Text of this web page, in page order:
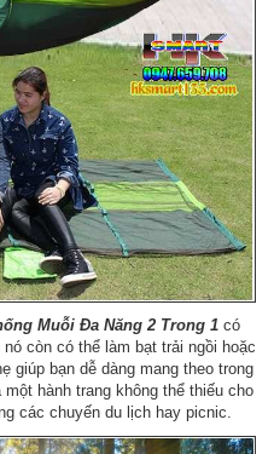
Muỗi Đa Năng 2 Trong 1 có
còn có thể làm bạt trải ngồi hoặc
giúp bạn dễ dàng mang theo trong
hành trang không thể thiếu cho
các chuyến du lịch hay picnic.